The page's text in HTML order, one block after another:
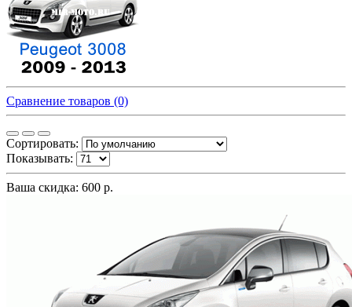
Сравнение товаров (0)
Сортировать:
Показывать:
Ваша скидка: 600 р.